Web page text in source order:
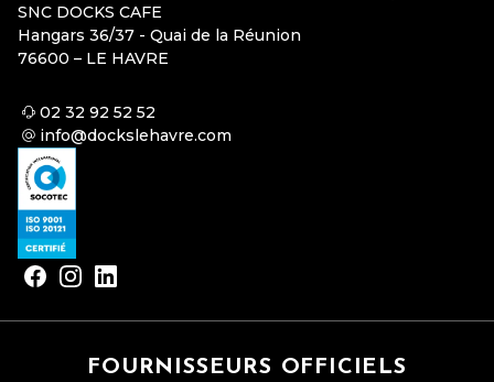
SNC DOCKS CAFE
Hangars 36/37 - Quai de la Réunion
76600 – LE HAVRE
02 32 92 52 52
info@dockslehavre.com
FOURNISSEURS OFFICIELS